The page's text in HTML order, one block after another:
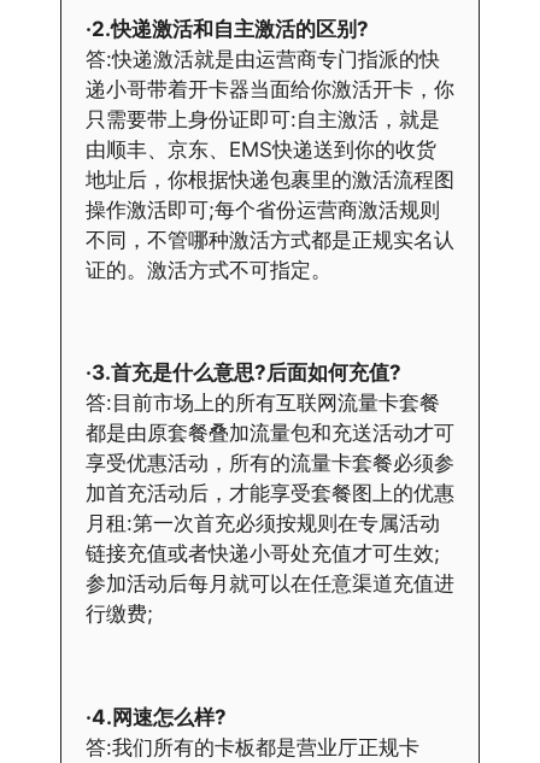
·2.快递激活和自主激活的区别?
答:快递激活就是由运营商专门指派的快
递小哥带着开卡器当面给你激活开卡，你
只需要带上身份证即可:自主激活，就是
由顺丰、京东、EMS快递送到你的收货
地址后，你根据快递包裹里的激活流程图
操作激活即可;每个省份运营商激活规则
不同，不管哪种激活方式都是正规实名认
证的。激活方式不可指定。
·3.首充是什么意思?后面如何充值?
答:目前市场上的所有互联网流量卡套餐
都是由原套餐叠加流量包和充送活动才可
享受优惠活动，所有的流量卡套餐必须参
加首充活动后，才能享受套餐图上的优惠
月租:第一次首充必须按规则在专属活动
链接充值或者快递小哥处充值才可生效;
参加活动后每月就可以在任意渠道充值进
行缴费;
·4.网速怎么样?
答:我们所有的卡板都是营业厅正规卡